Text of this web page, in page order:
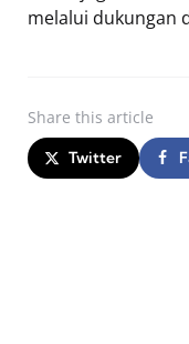
melalui dukungan
Share this article
Twitter